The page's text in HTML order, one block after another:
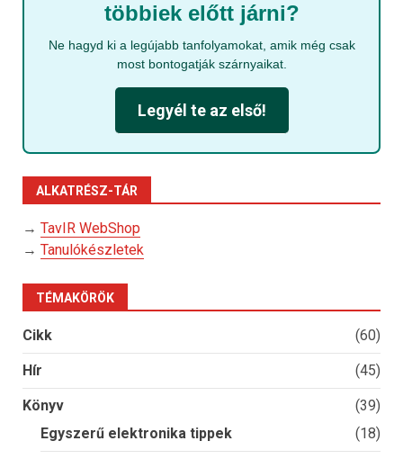
többiek előtt járni?
Ne hagyd ki a legújabb tanfolyamokat, amik még csak
most bontogatják szárnyaikat.
Legyél te az első!
ALKATRÉSZ-TÁR
→ TavIR WebShop
→ Tanulókészletek
TÉMAKÖRÖK
Cikk (60)
Hír (45)
Könyv
(39)
Egyszerű elektronika tippek
(18)